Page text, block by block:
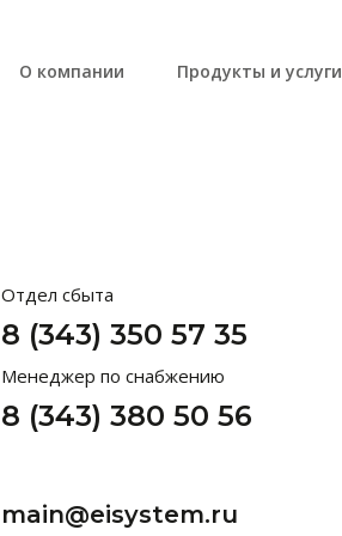
О компании Продукты и услуги
Отдел сбыта
8 (343) 350 57 35
Менеджер по снабжению
8 (343) 380 50 56
main@eisystem.ru